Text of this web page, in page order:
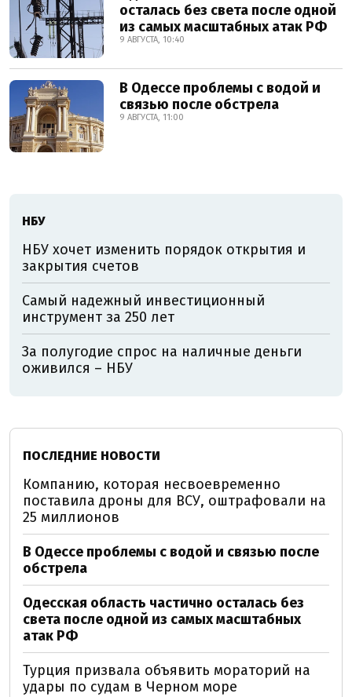
осталась без света после одной
из самых масштабных атак РФ
9 АВГУСТА, 10:40
В Одессе проблемы с водой и
связью после обстрела
9 АВГУСТА, 11:00
НБУ
НБУ хочет изменить порядок открытия и
закрытия счетов
Самый надежный инвестиционный
инструмент за 250 лет
За полугодие спрос на наличные деньги
оживился – НБУ
ПОСЛЕДНИЕ НОВОСТИ
Компанию, которая несвоевременно
поставила дроны для ВСУ, оштрафовали на
25 миллионов
В Одессе проблемы с водой и связью после
обстрела
Одесская область частично осталась без
света после одной из самых масштабных
атак РФ
Турция призвала объявить мораторий на
удары по судам в Черном море